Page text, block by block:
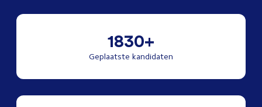
1830+
Geplaatste kandidaten